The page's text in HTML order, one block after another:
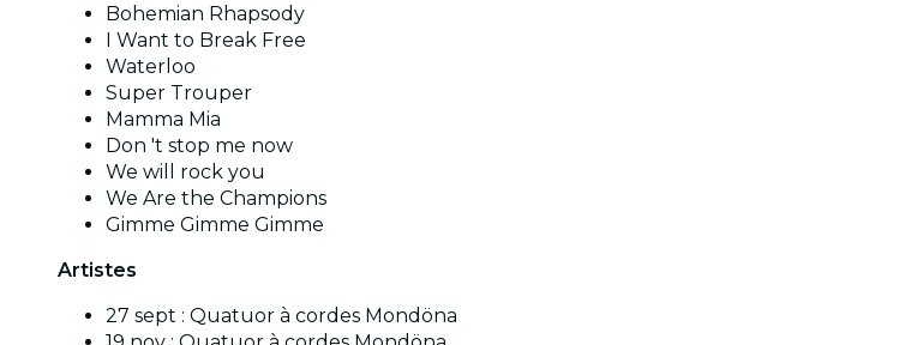
Bohemian Rhapsody
I Want to Break Free
Waterloo
Super Trouper
Mamma Mia
Don 't stop me now
We will rock you
We Are the Champions
Gimme Gimme Gimme
Artistes
27 sept : Quatuor à cordes Mondöna